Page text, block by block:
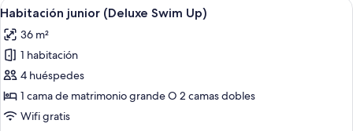
Swim
Abrir
todas
las
fotos
de
Habitación
junior
11
Habitación junior (Deluxe Swim Up)
36 m²
1 habitación
4 huéspedes
1 cama de matrimonio grande O 2 camas dobles
Wifi gratis